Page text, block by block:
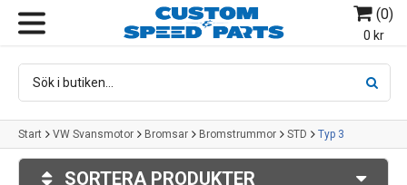
(0)
0 kr
Start VW Svansmotor Bromsar Bromstrummor STD Typ 3
SORTERA PRODUKTER